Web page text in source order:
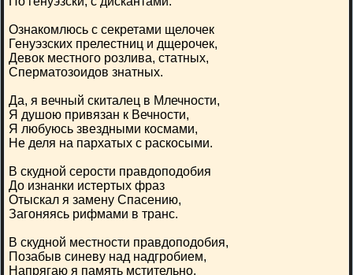
Ознакомлюсь с секретами щелочек
Генуэзских прелестниц и дщерочек,
Девок местного розлива, статных,
Сперматозоидов знатных.
Да, я вечный скиталец в Млечности,
Я душою привязан к Вечности,
Я любуюсь звездными космами,
Не деля на пархатых с раскосыми.
В скудной серости правдоподобия
До изнанки истертых фраз
Отыскал я замену Спасению,
Загоняясь рифмами в транс.
В скудной местности правдоподобия,
Позабыв синеву над надгробием,
Напрягаю я память мстительно,